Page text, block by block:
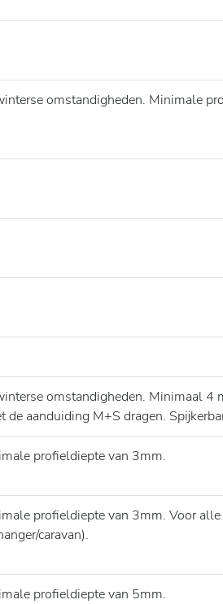
omstandigheden. Minimale
omstandigheden. Minimaal 4
de aanduiding M+S dragen.
profieldiepte van 3mm.
profieldiepte van 3mm. Voor
caravan).
profieldiepte van 5mm.